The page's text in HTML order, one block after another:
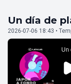
Un día de
2026-07-06 18:43 •